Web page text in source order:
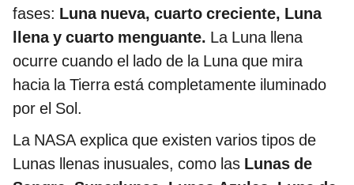
fases: Luna nueva, cuarto creciente, Luna
llena y cuarto menguante. La Luna llena
ocurre cuando el lado de la Luna que mira
hacia la Tierra está completamente iluminado
por el Sol.
La NASA explica que existen varios tipos de
Lunas llenas inusuales, como las Lunas de